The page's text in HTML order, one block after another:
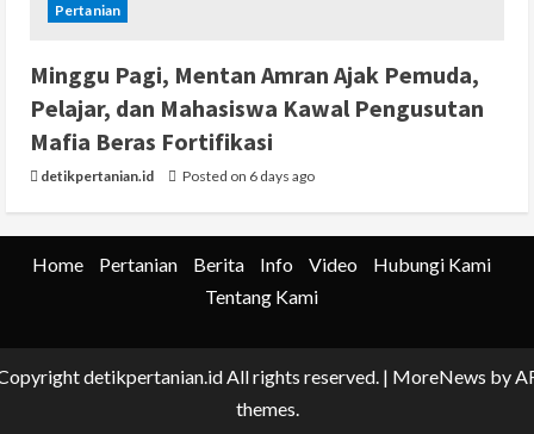
Pertanian
Minggu Pagi, Mentan Amran Ajak Pemuda,
Pelajar, dan Mahasiswa Kawal Pengusutan
Mafia Beras Fortifikasi
detikpertanian.id Posted on 6 days ago
Home Pertanian Berita Info Video
Hubungi Kami
Tentang Kami
detikpertanian.id All rights reserved. | MoreNews by
themes.